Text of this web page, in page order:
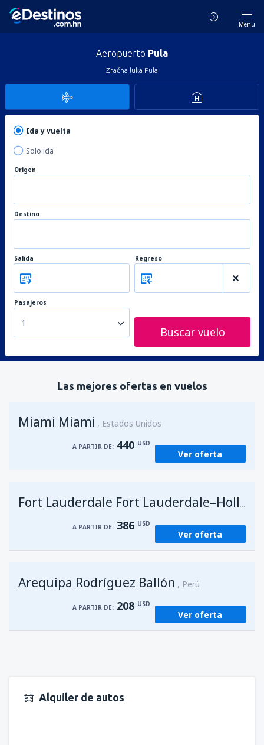
Menú
Aeropuerto Pula
Zračna luka Pula
Ida y vuelta
Solo ida
Origen
Destino
Salida Regreso
Pasajeros
1
Buscar vuelo
Las mejores ofertas en vuelos
Miami Miami Estados Unidos
A PARTIR DE: 440 USD
Ver oferta
Fort Lauderdale Fort Lauderdale–Hollywood Intl Airport
A PARTIR DE: 386 USD
Ver oferta
Arequipa Rodríguez Ballón Perú
A PARTIR DE: 208 USD
Ver oferta
Alquiler de autos